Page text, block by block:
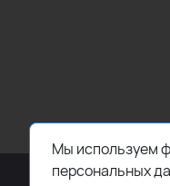
Мы используем
персональных